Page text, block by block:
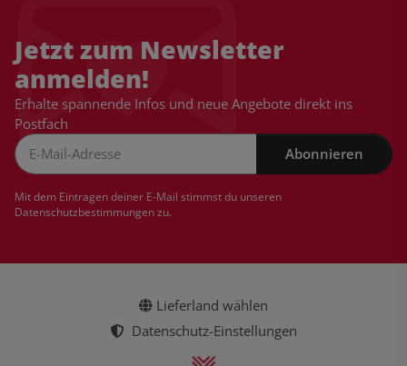
Jetzt zum Newsletter
anmelden!
Erhalte spannende Infos und neue Angebote direkt ins
Postfach
Abonnieren
Mit dem Eintragen deiner E-Mail stimmst du unseren
Datenschutzbestimmungenzu.
Lieferland wählen
Datenschutz-Einstellungen